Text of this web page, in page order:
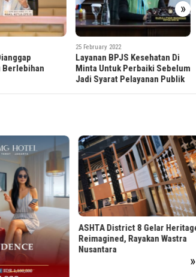
»
Kesehatan Di
Sebelum
25 February 2022
CIMB Niaga Syariah Dorong
Milenial Daftar Haji Awal lewat
Program Investasi Haji Muda
»
8 Gelar Heritage
Wastra
5 Keunggulan Program
Business Management &
Marketing BINUS